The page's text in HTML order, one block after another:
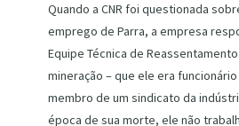
Quando a CNR foi questionada
emprego de Parra, a empresa
Equipe Técnica de
mineração – que ele era
membro de um sindicato da
época de sua morte, ele não